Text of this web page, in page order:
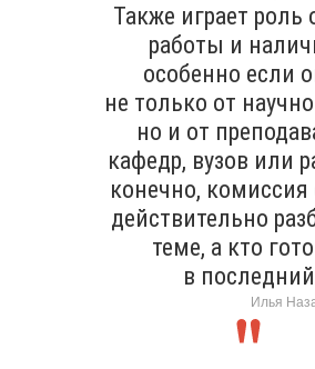
Также играет роль
работы и
особенно если
не только от
но и от
кафедр, вузов или
конечно, комиссия
действительно
теме, а кто
в
Илья